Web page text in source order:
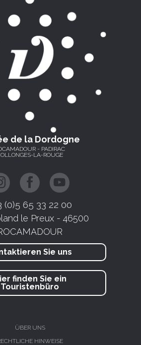
de la Dordogne
- PADIRAC
LA-ROUGE
(0)5 65 33 22 00
le Preux - 46500
Sie uns
finden Sie ein
Touristenbüro
ÜBER UNS
HINWEISE